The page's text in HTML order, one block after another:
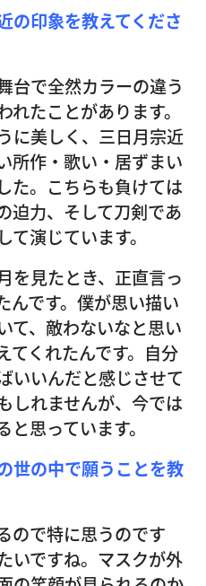
印象を教えてくださ
台で全然カラーの違う
たことがあります。
に美しく、三日月宗近
所作・歌い・居ずまい
た。こちらも負けては
迫力、そして刀剣であ
演じています。
を見たとき、正直言っ
んです。僕が思い描い
て、敵わないなと思い
てくれたんです。自分
いいんだと感じさせて
しれませんが、今では
思っています。
の中で願うことを教
ので特に思うのです
いですね。マスクが外